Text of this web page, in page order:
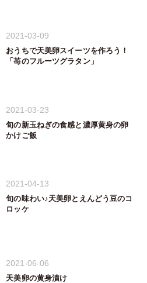
2021-03-09
おうちで天美卵スイーツを作ろう！
「苺のフルーツグラタン」
2021-03-23
旬の新玉ねぎの食感と濃厚黄身の卵
かけご飯
2021-04-13
旬の味わい♪天美卵とえんどう豆のコ
ロッケ
2021-06-06
天美卵の黄身漬け